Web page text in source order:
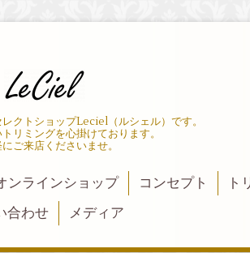
クトショップLeciel（ルシェル）です。
リミングを心掛けております。
ご来店くださいませ。
ンラインショップ コンセプト ト
合わせ
メディア